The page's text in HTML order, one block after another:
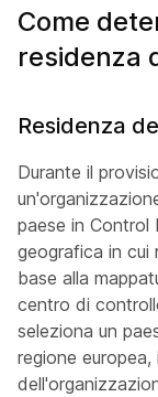
Come
residenza
Residenza
Durante il
paese in Control
geografica in cui
base alla
centro di
seleziona un
regione